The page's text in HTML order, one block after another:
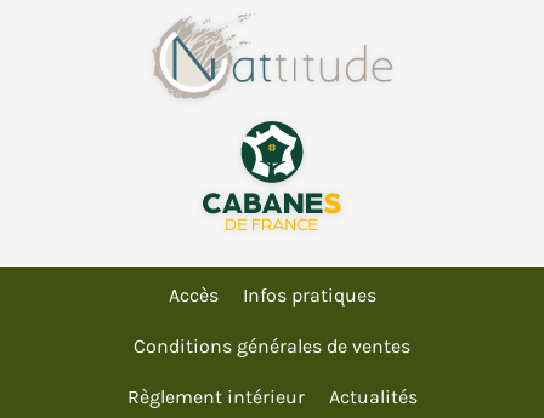
Accès Infos pratiques
Conditions générales de ventes
Règlement intérieur Actualités